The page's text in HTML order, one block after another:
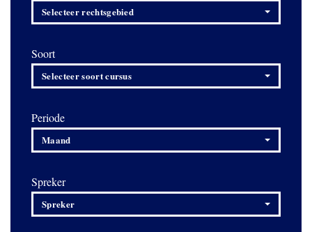
Selecteer rechtsgebied
Soort
Selecteer soort cursus
Periode
Maand
Spreker
Spreker